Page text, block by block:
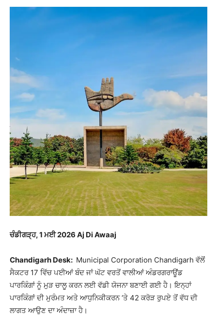
ਚੰਡੀਗੜ੍ਹ, 1 ਮਈ 2026 Aj Di Awaaj
Chandigarh Desk: Municipal Corporation Chandigarh ਵੱਲੋਂ
ਸੈਕਟਰ 17 ਵਿੱਚ ਪਈਆਂ ਬੰਦ ਜਾਂ ਘੱਟ ਵਰਤੋਂ ਵਾਲੀਆਂ ਅੰਡਰਗਰਾਊਂਡ
ਪਾਰਕਿੰਗਾਂ ਨੂੰ ਮੁੜ ਚਾਲੂ ਕਰਨ ਲਈ ਵੱਡੀ ਯੋਜਨਾ ਬਣਾਈ ਗਈ ਹੈ। ਇਨ੍ਹਾਂ
ਪਾਰਕਿੰਗਾਂ ਦੀ ਮੁਰੰਮਤ ਅਤੇ ਆਧੁਨਿਕੀਕਰਨ ‘ਤੇ 42 ਕਰੋੜ ਰੁਪਏ ਤੋਂ ਵੱਧ ਦੀ
ਲਾਗਤ ਆਉਣ ਦਾ ਅੰਦਾਜ਼ਾ ਹੈ।